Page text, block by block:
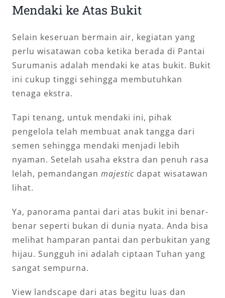
Mendaki ke Atas Bukit
Selain keseruan bermain air, kegiatan yang
perlu wisatawan coba ketika berada di Pantai
Surumanis adalah mendaki ke atas bukit. Bukit
ini cukup tinggi sehingga membutuhkan
tenaga ekstra.
Tapi tenang, untuk mendaki ini, pihak
pengelola telah membuat anak tangga dari
semen sehingga mendaki menjadi lebih
nyaman. Setelah usaha ekstra dan penuh rasa
lelah, pemandangan majestic dapat wisatawan
lihat.
Ya, panorama pantai dari atas bukit ini benar-
benar seperti bukan di dunia nyata. Anda bisa
melihat hamparan pantai dan perbukitan yang
hijau. Sungguh ini adalah ciptaan Tuhan yang
sangat sempurna.
View landscape dari atas begitu luas dan